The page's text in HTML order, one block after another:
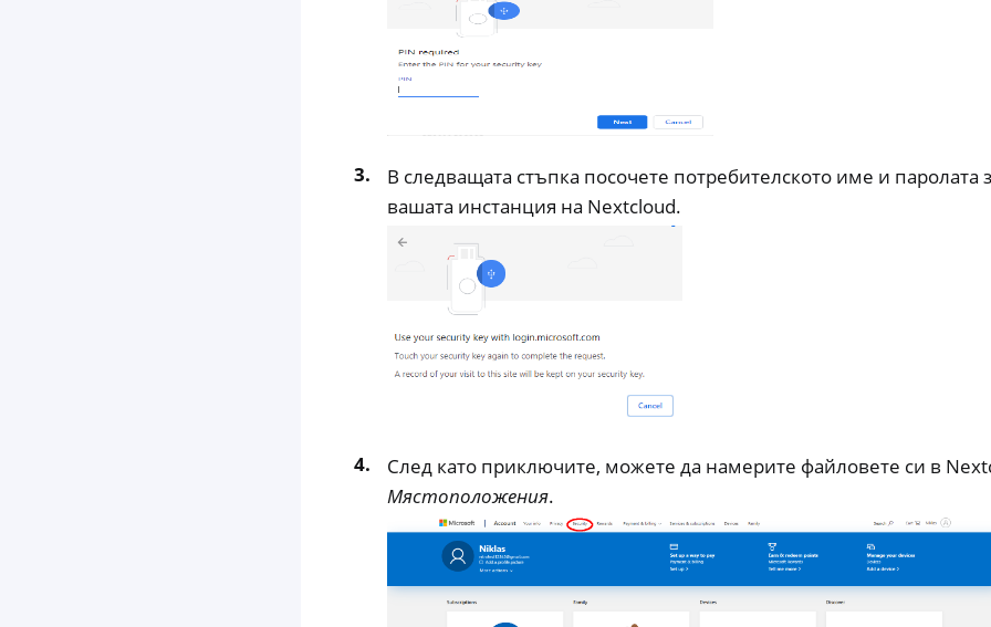
В следващата стъпка посочете потребителското име и паролата
вашата инстанция на Nextcloud.
След като приключите, можете да намерите файловете си в
Мястоположения.